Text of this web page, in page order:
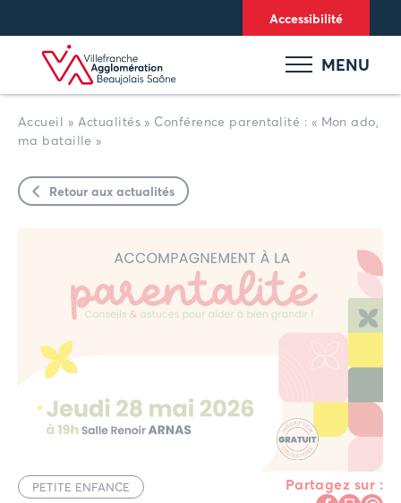
Accessibilité
MENU
Accueil » Actualités » Conférence parentalité : « Mon ado,
ma bataille »
Retour aux actualités
PETITE ENFANCE Partagez sur :